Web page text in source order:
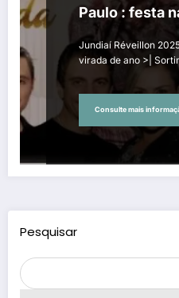
Paulo : festa
Jundiaí Réveillon
virada de ano >|
Consulte mais
Pesquisar